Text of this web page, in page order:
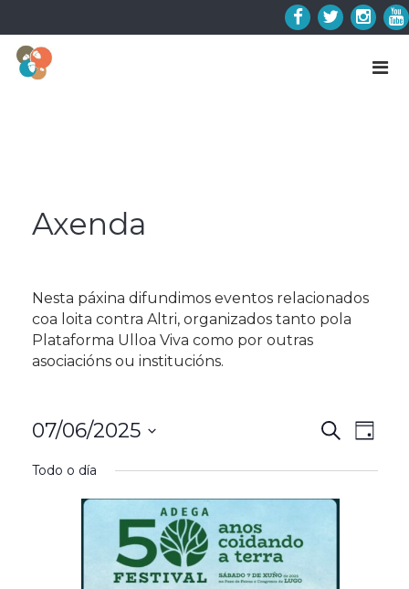
to
content
Facebook
Twitter
Axenda
Nesta páxina difundimos eventos relacionados
coa loita contra Altri, organizados tanto pola
Plataforma Ulloa Viva como por outras
asociacións ou institucións.
Search
and
Search
Día
07/06/2025
data
Todo o día